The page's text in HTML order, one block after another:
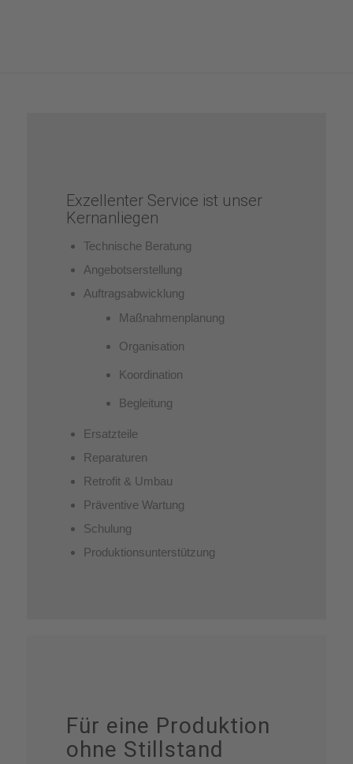
Exzellenter Service ist unser
Kernanliegen
Technische Beratung
Angebotserstellung
Auftragsabwicklung
Maßnahmenplanung
Organisation
Koordination
Begleitung
Ersatzteile
Reparaturen
Retrofit & Umbau
Präventive Wartung
Schulung
Produktionsunterstützung
Für eine Produktion
ohne Stillstand